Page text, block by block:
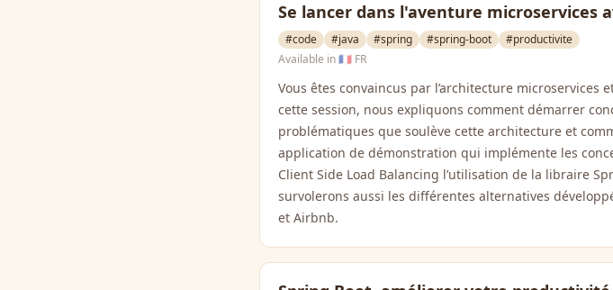
Se lancer dans l'aventure microservices
#code #java #spring #spring-boot
#productivite
Available in🇫🇷 FR
Vous êtes convaincus par l’architecture microservices
cette session, nous expliquons comment démarrer
problématiques que soulève cette architecture et
application de démonstration qui implémente les
Client Side Load Balancing l’utilisation de la libraire
survolerons aussi les différentes alternatives
et Airbnb.